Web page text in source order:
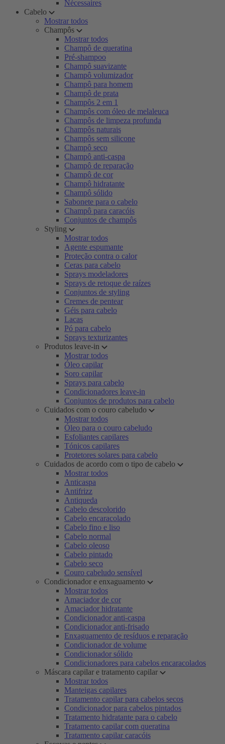
Nécessaires
Cabelo
Mostrar todos
Champôs
Mostrar todos
Champô de queratina
Pré-shampoo
Champô suavizante
Champô volumizador
Champô para homem
Champô de prata
Champôs 2 em 1
Champôs com óleo de melaleuca
Champôs de limpeza profunda
Champôs naturais
Champôs sem silicone
Champô seco
Champô anti-caspa
Champô de reparação
Champô de cor
Champô hidratante
Champô sólido
Sabonete para o cabelo
Champô para caracóis
Conjuntos de champôs
Styling
Mostrar todos
Agente espumante
Proteção contra o calor
Ceras para cabelo
Sprays modeladores
Sprays de retoque de raízes
Conjuntos de styling
Cremes de pentear
Géis para cabelo
Lacas
Pó para cabelo
Sprays texturizantes
Produtos leave-in
Mostrar todos
Óleo capilar
Soro capilar
Sprays para cabelo
Condicionadores leave-in
Conjuntos de produtos para cabelo
Cuidados com o couro cabeludo
Mostrar todos
Óleo para o couro cabeludo
Esfoliantes capilares
Tónicos capilares
Protetores solares para cabelo
Cuidados de acordo com o tipo de cabelo
Mostrar todos
Anticaspa
Antifrizz
Antiqueda
Cabelo descolorido
Cabelo encaracolado
Cabelo fino e liso
Cabelo normal
Cabelo oleoso
Cabelo pintado
Cabelo seco
Couro cabeludo sensível
Condicionador e enxaguamento
Mostrar todos
Amaciador de cor
Amaciador hidratante
Condicionador anti-caspa
Condicionador anti-frisado
Enxaguamento de resíduos e reparação
Condicionador de volume
Condicionador sólido
Condicionadores para cabelos encaracolados
Máscara capilar e tratamento capilar
Mostrar todos
Manteigas capilares
Tratamento capilar para cabelos secos
Condicionador para cabelos pintados
Tratamento hidratante para o cabelo
Tratamento capilar com queratina
Tratamento capilar caracóis